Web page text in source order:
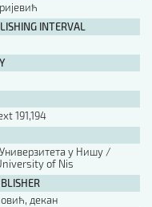
INTERVAL
191,194
у Нишу /
of Nis
декан